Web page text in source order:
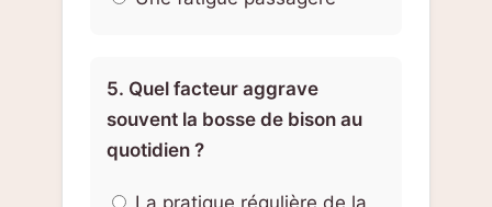
5. Quel facteur aggrave
souvent la bosse de bison au
quotidien ?
La pratique régulière de la